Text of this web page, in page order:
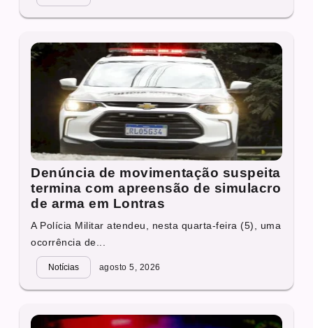
Denúncia de movimentação suspeita
termina com apreensão de simulacro
de arma em Lontras
A Polícia Militar atendeu, nesta quarta-feira (5), uma
ocorrência de...
Notícias agosto 5, 2026